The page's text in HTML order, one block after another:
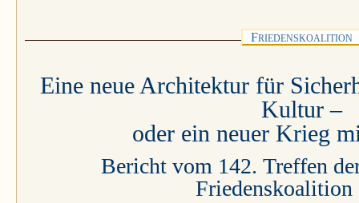
FRIEDENSKOALITION
Eine neue Architektur für
Kultur –
oder ein neuer Krieg
Bericht vom 142. Treffen
Friedenskoalition